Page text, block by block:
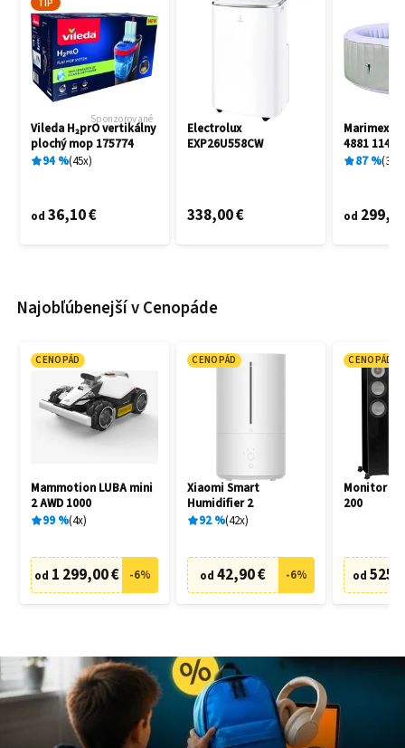
TIP
Sponzorované
Vileda H₂prO vertikálny
plochý mop 175774
94% 45x
od 36,10 €
Electrolux
EXP26U558CW
338,00 €
Marimex
4881
87% 3
od
Najobľúbenejší v Cenopáde
CENOPÁD
Mammotion LUBA mini
2 AWD 1000
99% 4x
od 1 299,00 € -6%
CENOPÁD
Xiaomi Smart
Humidifier 2
92% 42x
od 42,90 € -6%
CENOPÁD
Monitor
200
od